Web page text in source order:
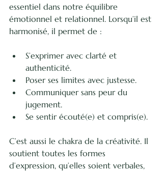
essentiel dans notre équilibre
émotionnel et relationnel. Lorsqu’il est
harmonisé, il permet de :
S’exprimer avec clarté et
authenticité.
Poser ses limites avec justesse.
Communiquer sans peur du
jugement.
Se sentir écouté(e) et compris(e).
C’est aussi le chakra de la créativité. Il
soutient toutes les formes
d’expression, qu’elles soient verbales,